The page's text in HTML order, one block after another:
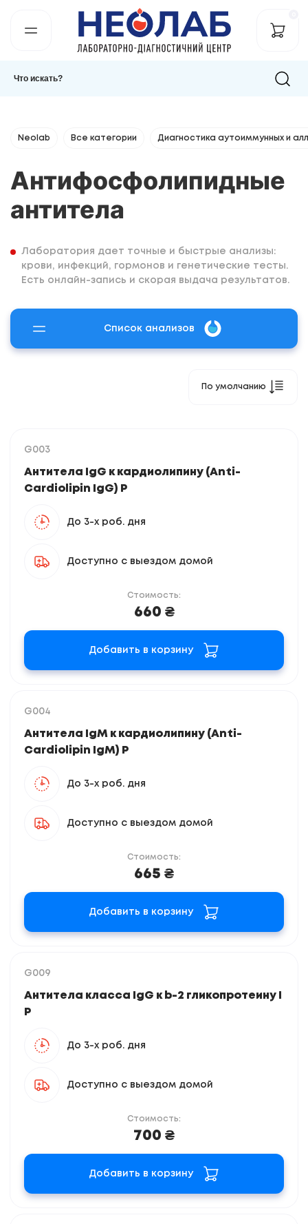
Neolab Все категории Диагностика аутоиммунных и
Антифосфолипидные
антитела
Лаборатория дает точные и быстрые анализы:
крови, инфекций, гормонов и генетические тесты.
Есть онлайн-запись и скорая выдача результатов.
Список анализов
По умолчанию
G003
Антитела IgG к кардиолипину (Anti-
Cardiolipin IgG) Р
До 3-х роб. дня
Доступно с выездом домой
Стоимость:
660 ₴
Добавить в корзину
G004
Антитела IgM к кардиолипину (Anti-
Cardiolipin IgM) Р
До 3-х роб. дня
Доступно с выездом домой
Стоимость:
665 ₴
Добавить в корзину
G009
Антитела класса IgG к b-2 гликопротеину I
Р
До 3-х роб. дня
Доступно с выездом домой
Стоимость:
700 ₴
Добавить в корзину